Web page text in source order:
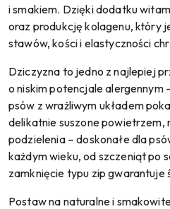
i smakiem. Dzięki dodatku
oraz produkcję kolagenu, który
stawów, kości i elastyczności
Dziczyzna to jedno z najlepiej
o niskim potencjale alergennym
psów z wrażliwym układem
delikatnie suszone powietrzem,
podzielenia – doskonałe dla
każdym wieku, od szczeniąt po
zamknięcie typu zip gwarantuje
Postaw na naturalne i